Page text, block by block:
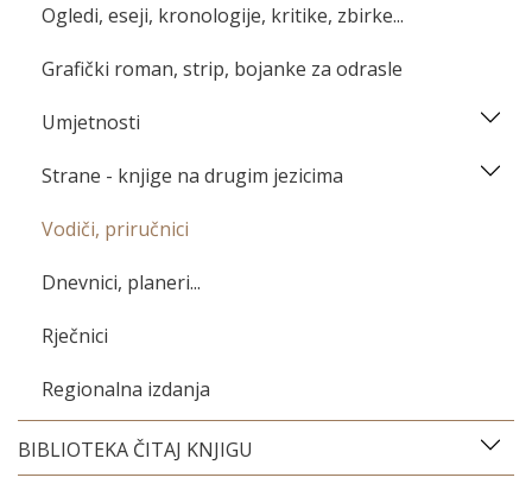
Ogledi, eseji, kronologije, kritike, zbirke...
Grafički roman, strip, bojanke za odrasle
Umjetnosti
Strane - knjige na drugim jezicima
Vodiči, priručnici
Dnevnici, planeri...
Rječnici
Regionalna izdanja
BIBLIOTEKA ČITAJ KNJIGU